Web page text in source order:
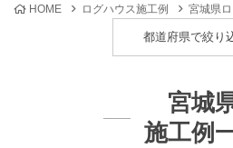
HOME ログハウス施工例 宮城県
都道府県で絞り
宮城
施工例